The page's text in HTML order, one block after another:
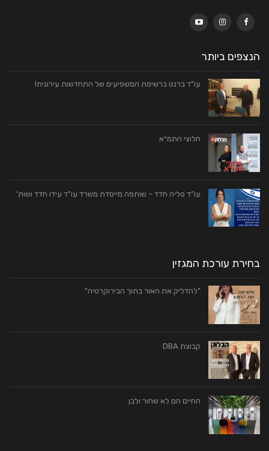
הנצפים ביותר
עו"ד ברנט ברשימת המשפיעים של התחדשות עירונית!
חלוצי התמ״א
עו”ד טליה חדד – שותפה מייסדת משרד עו”ד עידו חדד ושות’
בחירת עורכת המגזין
"להדליק את האור בתוך הבירוקרטיה"
קבוצת DBA
החיים הם לא שחור ולבן